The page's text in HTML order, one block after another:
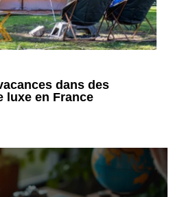
dans des
luxe en France